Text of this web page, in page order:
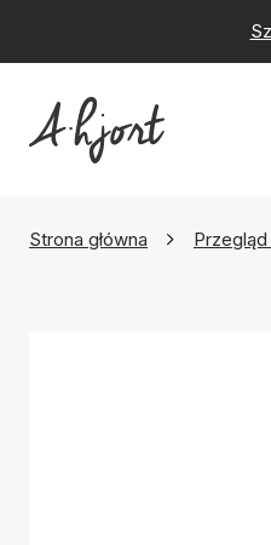
Strona główna